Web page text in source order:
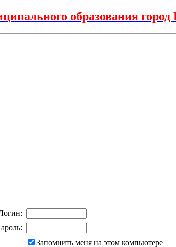
образования
Запомнить меня на этом компьютере